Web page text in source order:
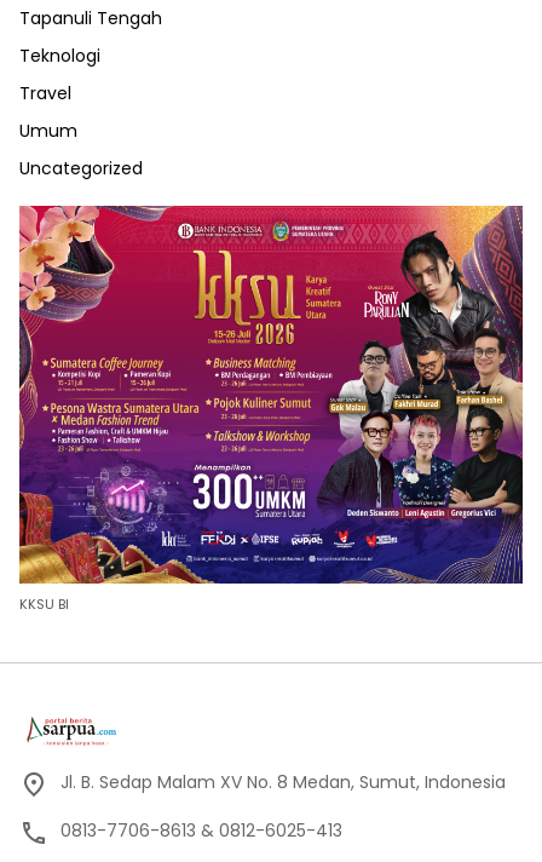
Tapanuli Tengah
Teknologi
Travel
Umum
Uncategorized
KKSU BI
Jl. B. Sedap Malam XV No. 8 Medan, Sumut, Indonesia
0813-7706-8613 & 0812-6025-413